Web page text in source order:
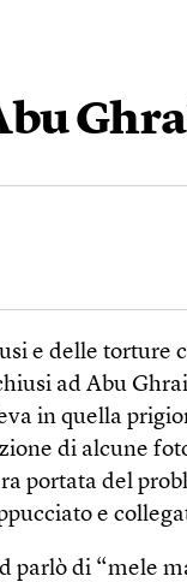
e delle torture
ad Abu
in quella
di alcune
portata del
e
parlò di “mele